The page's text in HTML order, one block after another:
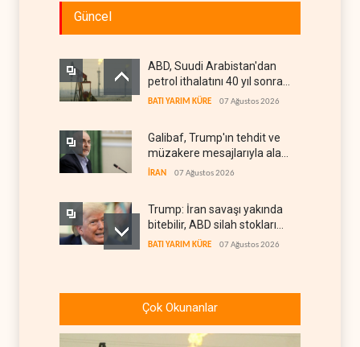
Güncel
ABD, Suudi Arabistan'dan
petrol ithalatını 40 yıl sonra
ilk kez durdurdu
BATI YARIM KÜRE 07 Ağustos 2026
Galibaf, Trump'ın tehdit ve
müzakere mesajlarıyla alay
etti
İRAN 07 Ağustos 2026
Trump: İran savaşı yakında
bitebilir, ABD silah stokları
zorlanıyor
BATI YARIM KÜRE 07 Ağustos 2026
krizi
Çok Okunanlar